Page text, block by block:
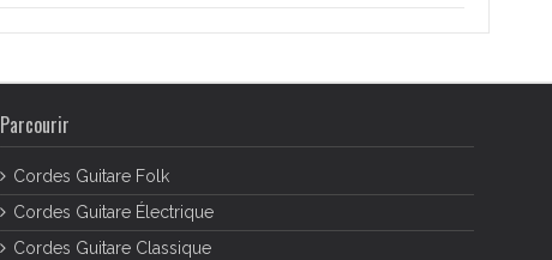
Parcourir
Cordes Guitare Folk
Cordes Guitare Électrique
Cordes Guitare Classique